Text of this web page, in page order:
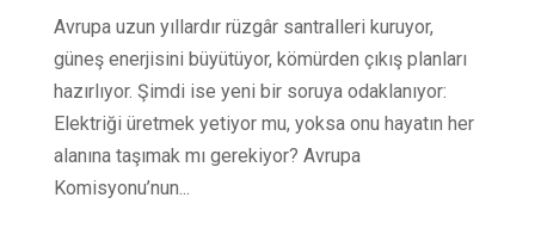
Avrupa uzun yıllardır rüzgâr santralleri kuruyor,
güneş enerjisini büyütüyor, kömürden çıkış planları
hazırlıyor. Şimdi ise yeni bir soruya odaklanıyor:
Elektriği üretmek yetiyor mu, yoksa onu hayatın her
alanına taşımak mı gerekiyor? Avrupa
Komisyonu’nun...